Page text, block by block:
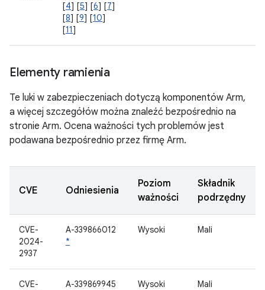
[4] [5] [6] [7]
[8] [9] [10]
[11]
Elementy ramienia
Te luki w zabezpieczeniach dotyczą komponentów Arm,
a więcej szczegółów można znaleźć bezpośrednio na
stronie Arm. Ocena ważności tych problemów jest
podawana bezpośrednio przez firmę Arm.
CVE Odniesienia
Poziom
ważności
Składnik
podrzędny
CVE-
2024-
2937
A-339866012
*
Wysoki Mali
CVE-
A-339869945
Wysoki Mali